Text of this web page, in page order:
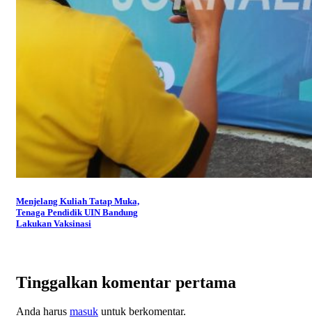
Menjelang Kuliah Tatap Muka,
Tenaga Pendidik UIN Bandung
Lakukan Vaksinasi
Tinggalkan komentar pertama
Anda harus masuk untuk berkomentar.